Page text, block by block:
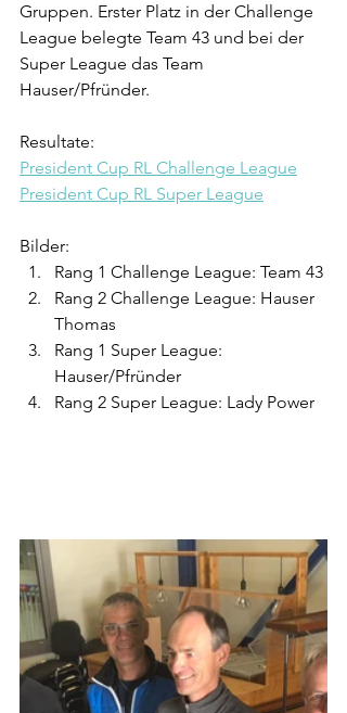
Gruppen. Erster Platz in der Challenge
League belegte Team 43 und bei der
Super League das Team
Hauser/Pfründer.
Resultate:
President Cup RL Challenge League
President Cup RL Super League
Bilder:
Rang 1 Challenge League: Team 43
Rang 2 Challenge League: Hauser
Thomas
Rang 1 Super League:
Hauser/Pfründer
Rang 2 Super League: Lady Power